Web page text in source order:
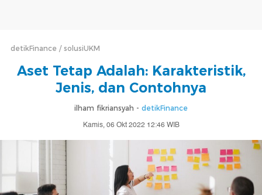
detikFinance solusiUKM
Aset Tetap Adalah: Karakteristik,
Jenis, dan Contohnya
ilham fikriansyah - detikFinance
Kamis, 06 Okt 2022 12:46 WIB